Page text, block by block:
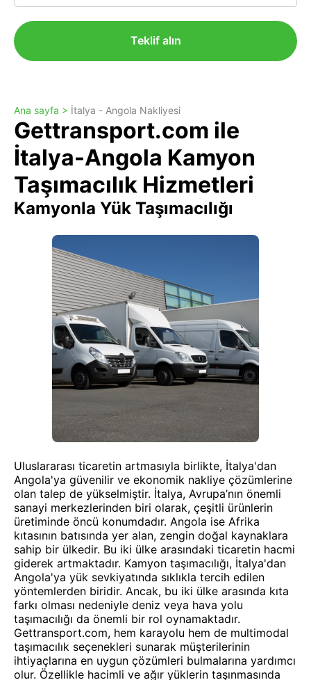
Teklif alın
Ana sayfa > İtalya - Angola Nakliyesi
Gettransport.com ile
İtalya-Angola Kamyon
Taşımacılık Hizmetleri
Kamyonla Yük Taşımacılığı
Uluslararası ticaretin artmasıyla birlikte, İtalya'dan
Angola'ya güvenilir ve ekonomik nakliye çözümlerine
olan talep de yükselmiştir. İtalya, Avrupa’nın önemli
sanayi merkezlerinden biri olarak, çeşitli ürünlerin
üretiminde öncü konumdadır. Angola ise Afrika
kıtasının batısında yer alan, zengin doğal kaynaklara
sahip bir ülkedir. Bu iki ülke arasındaki ticaretin hacmi
giderek artmaktadır. Kamyon taşımacılığı, İtalya'dan
Angola'ya yük sevkiyatında sıklıkla tercih edilen
yöntemlerden biridir. Ancak, bu iki ülke arasında kıta
farkı olması nedeniyle deniz veya hava yolu
taşımacılığı da önemli bir rol oynamaktadır.
Gettransport.com, hem karayolu hem de multimodal
taşımacılık seçenekleri sunarak müşterilerinin
ihtiyaçlarına en uygun çözümleri bulmalarına yardımcı
olur. Özellikle hacimli ve ağır yüklerin taşınmasında